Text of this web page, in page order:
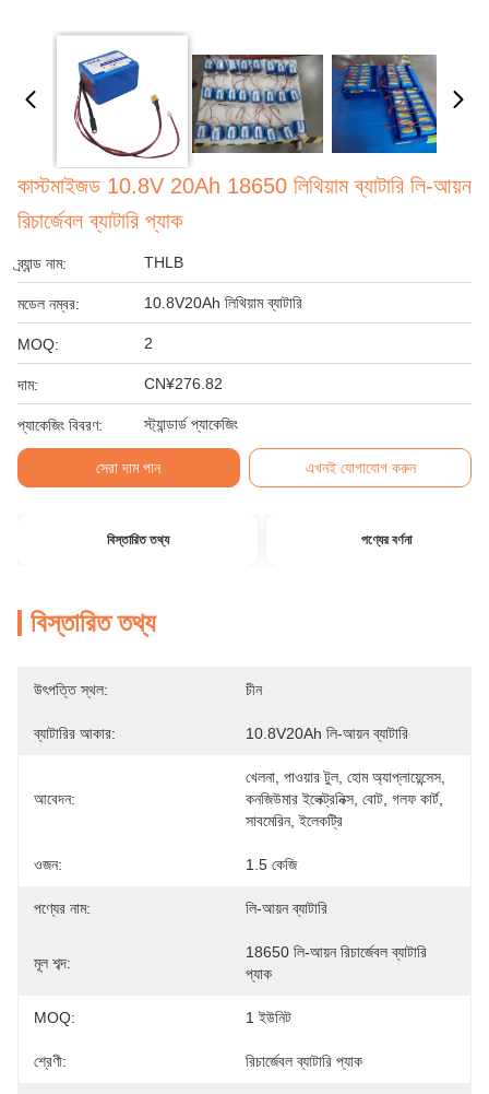
কাস্টমাইজড 10.8V 20Ah 18650 লিথিয়াম ব্যাটারি লি-আয়ন
রিচার্জেবল ব্যাটারি প্যাক
ব্র্যান্ড নাম: THLB
মডেল নম্বর: 10.8V20Ah লিথিয়াম ব্যাটারি
MOQ: 2
দাম: CN¥276.82
প্যাকেজিং বিবরণ: স্ট্যান্ডার্ড প্যাকেজিং
সেরা দাম পান এখনই যোগাযোগ করুন
বিস্তারিত তথ্য পণ্যের বর্ণনা
বিস্তারিত তথ্য
উৎপত্তি স্থল: চীন
ব্যাটারির আকার: 10.8V20Ah লি-আয়ন ব্যাটারি
আবেদন:
খেলনা, পাওয়ার টুল, হোম অ্যাপ্লায়েন্সেস,
কনজিউমার ইলেক্ট্রনিক্স, বোট, গলফ কার্ট,
সাবমেরিন, ইলেকট্রি
ওজন: 1.5 কেজি
পণ্যের নাম: লি-আয়ন ব্যাটারি
মূল শব্দ:
18650 লি-আয়ন রিচার্জেবল ব্যাটারি
প্যাক
MOQ: 1 ইউনিট
শ্রেণী: রিচার্জেবল ব্যাটারি প্যাক